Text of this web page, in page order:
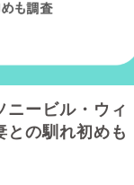
ニービル・ウィ
との馴れ初めも